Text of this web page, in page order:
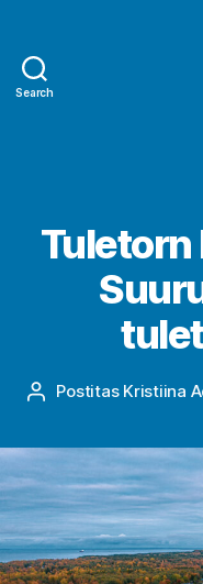
Search
Tuletorn
Postituse
Postitas Kristiina